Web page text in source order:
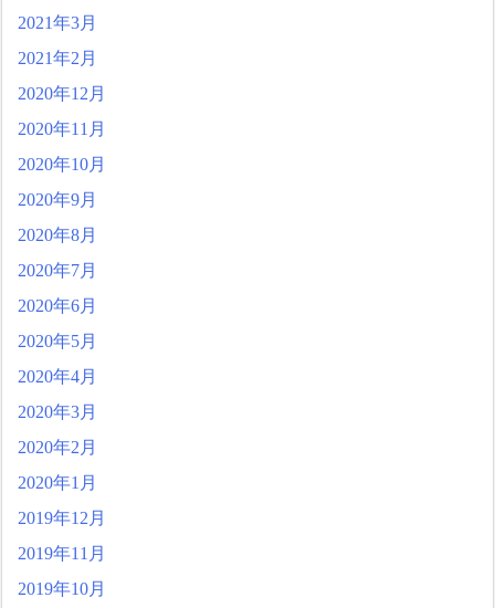
2021年3月
2021年2月
2020年12月
2020年11月
2020年10月
2020年9月
2020年8月
2020年7月
2020年6月
2020年5月
2020年4月
2020年3月
2020年2月
2020年1月
2019年12月
2019年11月
2019年10月